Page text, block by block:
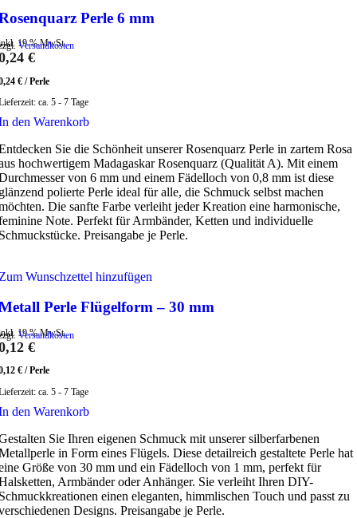
Perle 6 mm
19 % MwSt.
Versandkosten
€
€ /Perle
ca. 5 - 7 Tage
den Warenkorb
Sie die Schönheit unserer Rosenquarz Perle in zartem Rosa
hochwertigem Madagaskar Rosenquarz (Qualität A). Mit einem
von 6 mm und einem Fädelloch von 0,8 mm ist diese
polierte Perle ideal für alle, die Schmuck selbst machen
Die sanfte Farbe verleiht jeder Kreation eine harmonische,
Note. Perfekt für Armbänder, Ketten und individuelle
Preisangabe je Perle.
Wunschzettel hinzufügen
Perle Flügelform – 30 mm
19 % MwSt.
Versandkosten
€
€ /Perle
ca. 5 - 7 Tage
den Warenkorb
Sie Ihren eigenen Schmuck mit unserer silberfarbenen
in Form eines Flügels. Diese detailreich gestaltete Perle hat
Größe von 30 mm und ein Fädelloch von 1 mm, perfekt für
Armbänder oder Anhänger. Sie verleiht Ihren DIY-
einen eleganten, himmlischen Touch und passt zu
Designs. Preisangabe je Perle.